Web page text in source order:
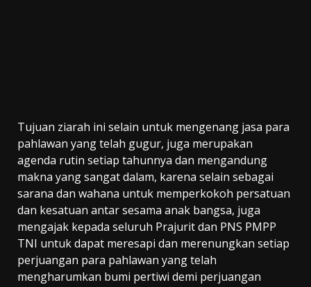
Tujuan ziarah ini selain untuk mengenang jasa para
pahlawan yang telah gugur, juga merupakan
agenda rutin setiap tahunnya dan mengandung
makna yang sangat dalam, karena selain sebagai
sarana dan wahana untuk memperkokoh persatuan
dan kesatuan antar sesama anak bangsa, juga
mengajak kepada seluruh Prajurit dan PNS PMPP
TNI untuk dapat meresapi dan merenungkan setiap
perjuangan para pahlawan yang telah
mengharumkan bumi pertiwi demi perjuangan